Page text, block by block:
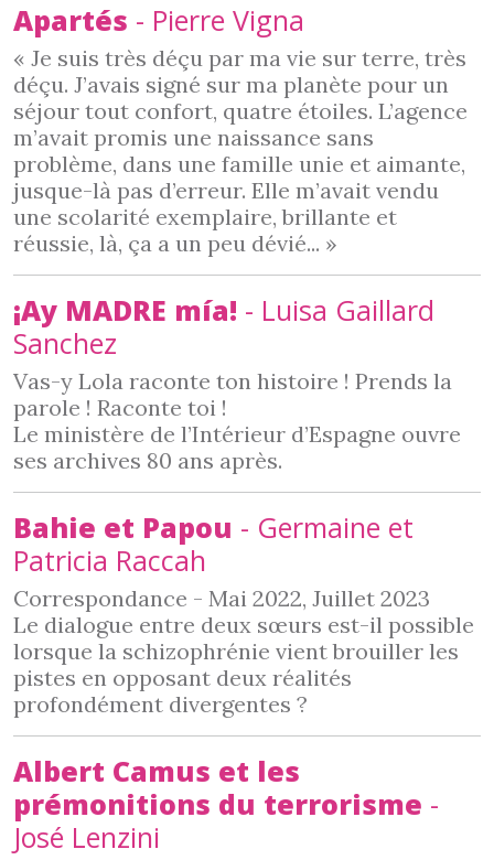
Apartés - Pierre Vigna
« Je suis très déçu par ma vie sur terre, très
déçu. J’avais signé sur ma planète pour un
séjour tout confort, quatre étoiles. L’agence
m’avait promis une naissance sans
problème, dans une famille unie et aimante,
jusque-là pas d’erreur. Elle m’avait vendu
une scolarité exemplaire, brillante et
réussie, là, ça a un peu dévié... »
¡Ay MADRE mía! - Luisa Gaillard
Sanchez
Vas-y Lola raconte ton histoire ! Prends la
parole ! Raconte toi !
Le ministère de l’Intérieur d’Espagne ouvre
ses archives 80 ans après.
Bahie et Papou - Germaine et
Patricia Raccah
Correspondance - Mai 2022, Juillet 2023
Le dialogue entre deux sœurs est-il possible
lorsque la schizophrénie vient brouiller les
pistes en opposant deux réalités
profondément divergentes ?
Albert Camus et les
prémonitions du terrorisme -
José Lenzini